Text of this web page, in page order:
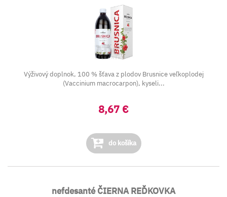
Výživový doplnok, 100 % šťava z plodov Brusnice veľkoplodej
(Vaccinium macrocarpon), kyseli...
8,67 €
do košíka
nefdesanté ČIERNA REĎKOVKA